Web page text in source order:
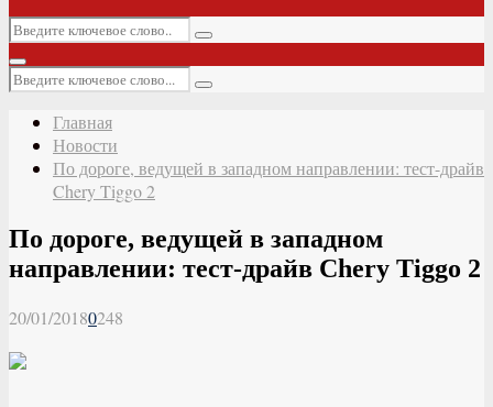
Искать:
Поиск
Основное
меню
Искать:
Поиск
Главная
Новости
По дороге, ведущей в западном направлении: тест-драйв
Chery Tiggo 2
По дороге, ведущей в западном
направлении: тест-драйв Chery Tiggo 2
20/01/20180248